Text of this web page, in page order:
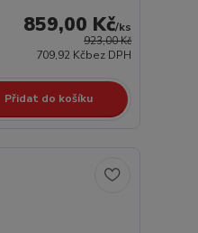
923,00 Kč
859,00 Kč/ks
709,92 Kčbez DPH
Přidat do košíku